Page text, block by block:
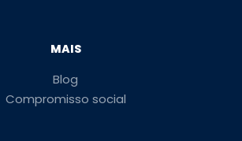
MAIS
Blog
Compromisso social